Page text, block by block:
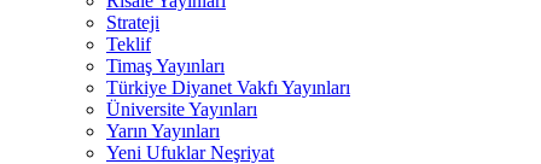
Strateji
Teklif
Timaş Yayınları
Türkiye Diyanet Vakfı Yayınları
Üniversite Yayınları
Yarın Yayınları
Yeni Ufuklar Neşriyat